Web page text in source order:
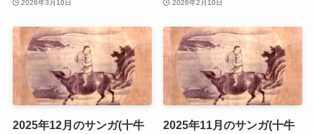
2026年3月10日 2026年2月10日
2025年12月のサンガ(十牛
2025年11月のサンガ(十牛